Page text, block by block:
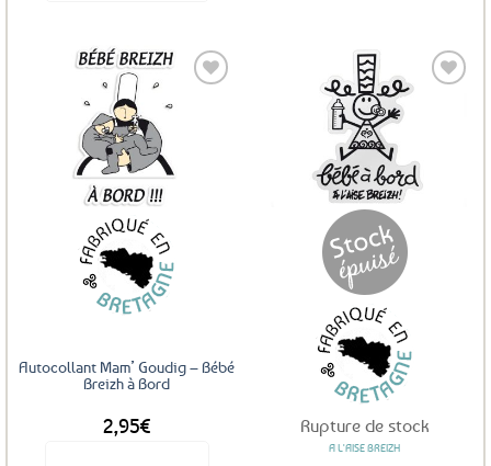
Autocollant Mam’ Goudig – Bébé
Breizh à Bord
2,95€ Rupture de stock
A L'AISE BREIZH